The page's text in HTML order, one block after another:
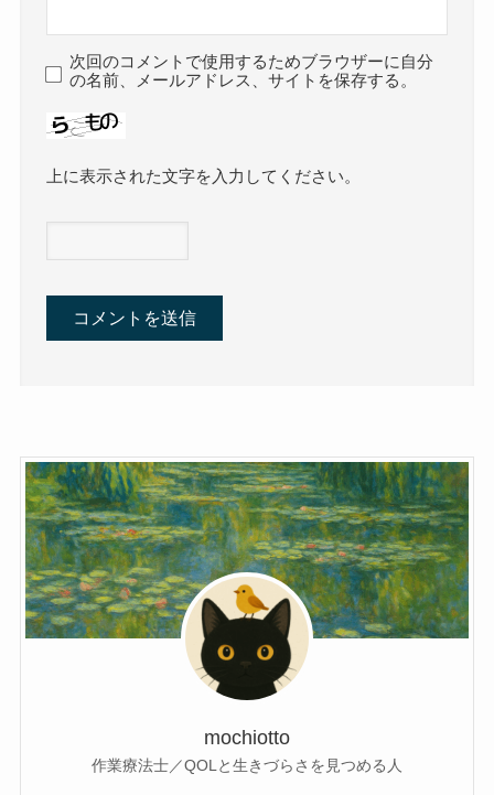
次回のコメントで使用するためブラウザーに自分
の名前、メールアドレス、サイトを保存する。
上に表示された文字を入力してください。
mochiotto
作業療法士／QOLと生きづらさを見つめる人